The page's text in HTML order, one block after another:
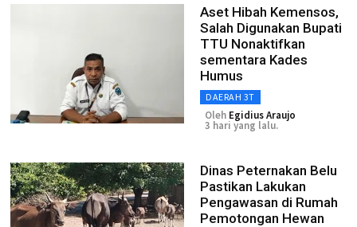
Aset Hibah Kemensos,
Salah Digunakan Bupati
TTU Nonaktifkan
sementara Kades
Humus
DAERAH 3T
Oleh Egidius Araujo
3 hari yang lalu.
Dinas Peternakan Belu
Pastikan Lakukan
Pengawasan di Rumah
Pemotongan Hewan